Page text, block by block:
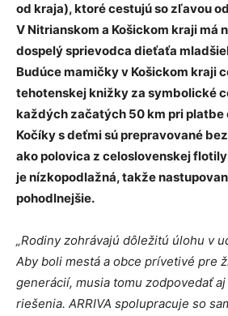
od kraja), ktoré cestujú so zľavou
V Nitrianskom a Košickom kraji má
dospelý sprievodca dieťaťa
Budúce mamičky v Košickom kraji
tehotenskej knižky za symbolické
každých začatých 50 km pri platbe
Kočíky s deťmi sú prepravované
ako polovica z celoslovenskej
je nízkopodlažná, takže
pohodlnejšie.
„Rodiny zohrávajú dôležitú úlohu v
Aby boli mestá a obce prívetivé pre
generácií, musia tomu zodpovedať
riešenia. ARRIVA spolupracuje so